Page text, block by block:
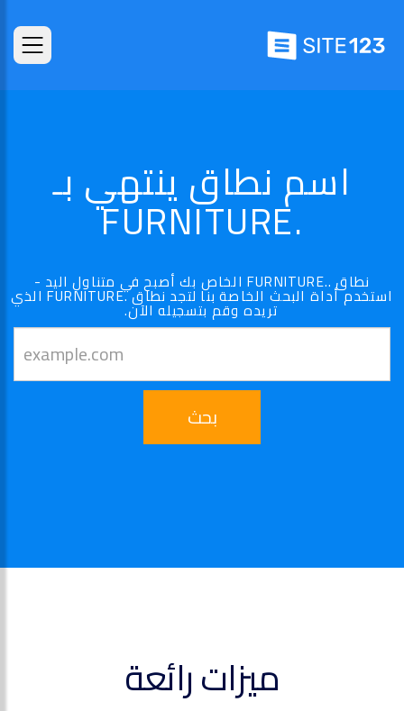
اسم نطاق ينتهي بـ
.FURNITURE
نطاق ..FURNITURE الخاص بك أصبح في متناول اليد -
استخدم أداة البحث الخاصة بنا لتجد نطاق .FURNITURE الذي
تريده وقم بتسجيله الآن.
بحث
ميزات رائعة